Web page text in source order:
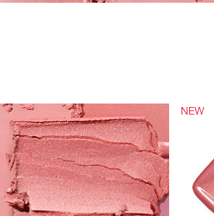
NEW